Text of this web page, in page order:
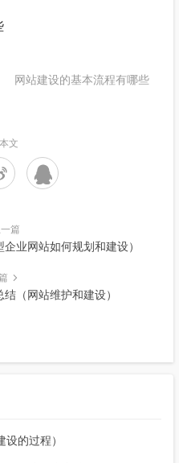
网站建设的基本流程有哪些
文
一篇
业网站如何规划和建设）
（网站维护和建设）
的过程）